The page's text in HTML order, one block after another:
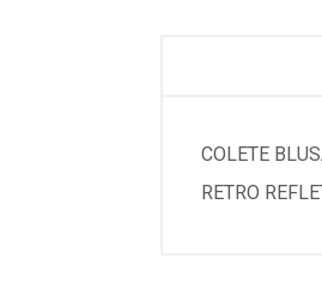
COLETE
RETRO